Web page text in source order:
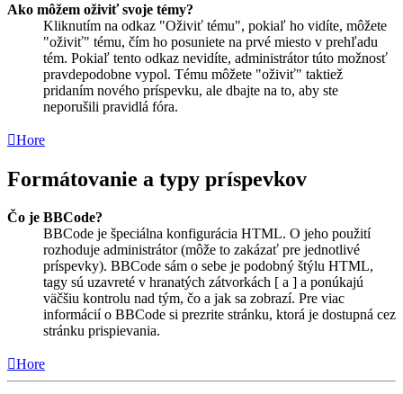
Ako môžem oživiť svoje témy?
Kliknutím na odkaz "Oživiť tému", pokiaľ ho vidíte, môžete
"oživiť" tému, čím ho posuniete na prvé miesto v prehľadu
tém. Pokiaľ tento odkaz nevidíte, administrátor túto možnosť
pravdepodobne vypol. Tému môžete "oživiť" taktiež
pridaním nového príspevku, ale dbajte na to, aby ste
neporušili pravidlá fóra.
Hore
Formátovanie a typy príspevkov
Čo je BBCode?
BBCode je špeciálna konfigurácia HTML. O jeho použití
rozhoduje administrátor (môže to zakázať pre jednotlivé
príspevky). BBCode sám o sebe je podobný štýlu HTML,
tagy sú uzavreté v hranatých zátvorkách [ a ] a ponúkajú
väčšiu kontrolu nad tým, čo a jak sa zobrazí. Pre viac
informácií o BBCode si prezrite stránku, ktorá je dostupná cez
stránku prispievania.
Hore